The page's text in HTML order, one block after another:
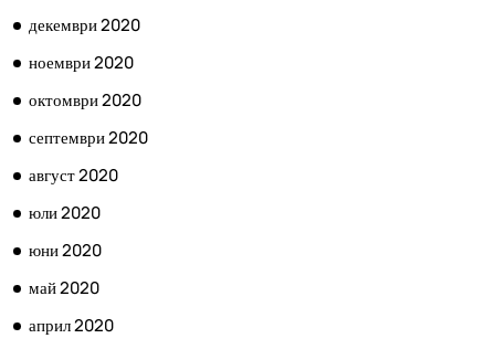
декември 2020
ноември 2020
октомври 2020
септември 2020
август 2020
юли 2020
юни 2020
май 2020
април 2020